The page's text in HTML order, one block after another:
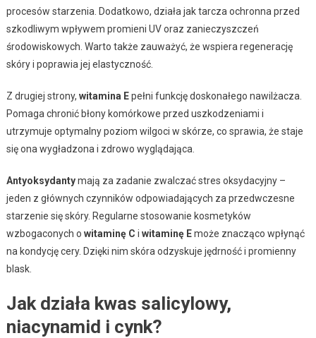
procesów starzenia. Dodatkowo, działa jak tarcza ochronna przed
szkodliwym wpływem promieni UV oraz zanieczyszczeń
środowiskowych. Warto także zauważyć, że wspiera regenerację
skóry i poprawia jej elastyczność.
Z drugiej strony, witamina Epełni funkcję doskonałego nawilżacza.
Pomaga chronić błony komórkowe przed uszkodzeniami i
utrzymuje optymalny poziom wilgoci w skórze, co sprawia, że staje
się ona wygładzona i zdrowo wyglądająca.
Antyoksydantymają za zadanie zwalczać stres oksydacyjny –
jeden z głównych czynników odpowiadających za przedwczesne
starzenie się skóry. Regularne stosowanie kosmetyków
wzbogaconych o witaminę C i witaminę Emoże znacząco wpłynąć
na kondycję cery. Dzięki nim skóra odzyskuje jędrność i promienny
blask.
Jak działa kwas salicylowy,
niacynamid i cynk?